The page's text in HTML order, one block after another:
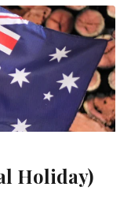
Holiday)